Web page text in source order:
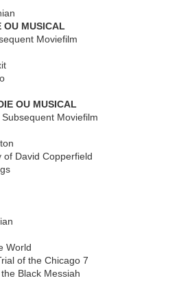
OU MUSICAL
Moviefilm
OU MUSICAL
Moviefilm
of David Copperfield
World
of the Chicago 7
Black Messiah